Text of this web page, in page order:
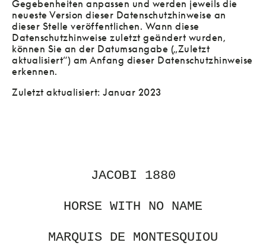
Gegebenheiten anpassen und werden jeweils die
neueste Version dieser Datenschutzhinweise an
dieser Stelle veröffentlichen. Wann diese
Datenschutzhinweise zuletzt geändert wurden,
können Sie an der Datumsangabe („Zuletzt
aktualisiert“) am Anfang dieser Datenschutzhinweise
erkennen.
Zuletzt aktualisiert: Januar 2023
JACOBI 1880
HORSE WITH NO NAME
MARQUIS DE MONTESQUIOU